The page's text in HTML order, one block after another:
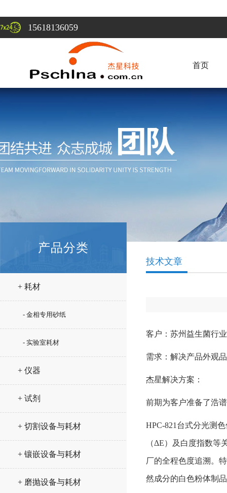
15618136059
首页
产品分类
+ 耗材
- 金相专用砂纸
- 实验室耗材
+ 仪器
+ 试剂
+ 切割设备与耗材
+ 镶嵌设备与耗材
+ 磨抛设备与耗材
技术文章
客户：苏州益生菌行
需求：解决产品外观
杰星解决方案：
前期为客户准备了浩
HPC-821台式分光测
（ΔE）及白度指数等
厂的全程色度追溯。
然成分的白色粉体制